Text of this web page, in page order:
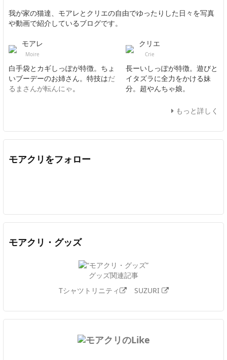
我が家の猫達、モアレとクリエの自由でゆったりした日々を写真
や動画で紹介しているブログです。
モアレ
Moire
白手袋とカギしっぽが特徴。ちょ
いブーデーのお姉さん。特技はだ
るまさんが転んにゃ。
クリエ
Crie
長ーいしっぽが特徴。遊びと
イタズラに全力をかける妹
分。超やんちゃ娘。
もっと詳しく
モアクリをフォロー
モアクリ・グッズ
グッズ関連記事
Tシャツトリニティ
SUZURI